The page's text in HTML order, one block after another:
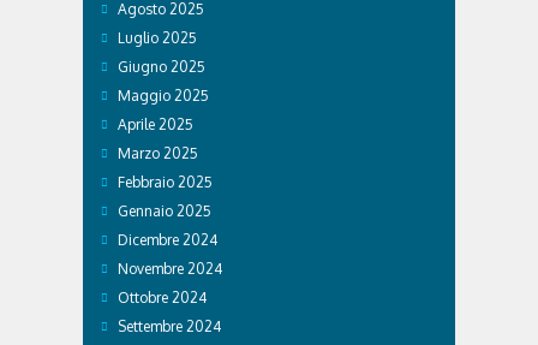
Agosto 2025
Luglio 2025
Giugno 2025
Maggio 2025
Aprile 2025
Marzo 2025
Febbraio 2025
Gennaio 2025
Dicembre 2024
Novembre 2024
Ottobre 2024
Settembre 2024